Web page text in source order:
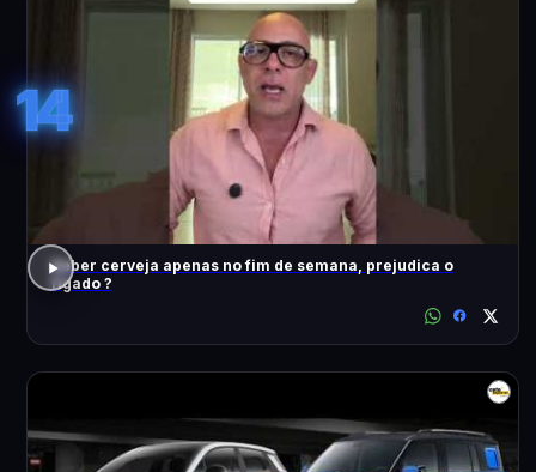
14
Beber cerveja apenas no fim de semana, prejudica o
fígado ?